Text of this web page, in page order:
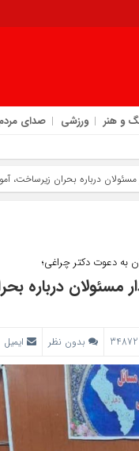
و هنر ورزشی صدای
مها
درباره بحران
دعوت دکتر چراغی؛
مسئولان درباره
بدون نظر ایمیل